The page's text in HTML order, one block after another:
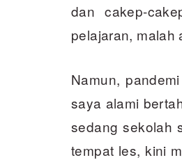
dan cakep-
pelajaran,
Namun,
saya alami
sedang sekolah
tempat les, kini